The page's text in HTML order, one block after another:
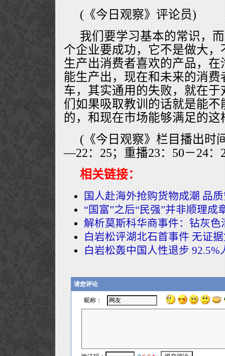
(《今日观察》评论员)
我们要学习基本的常识，
个企业要成功，它不是做大
生产出消费者喜欢的产品，
能生产出，现在和未来的消
车，其实通用的失败，就在
们如果吸取教训的话就是能
的，和现在市场能够满足的这
(《今日观察》栏目播出时
—22：25；重播23：50－24：
相关链接：
国人赴海外抢购货物成潮 品
“国富”之后“民强”并非顺理成
解析莫斯科华商事件：钻灰色
白岩松评湖北石首事件 无证
白岩松轰中国人性退步 92.5%